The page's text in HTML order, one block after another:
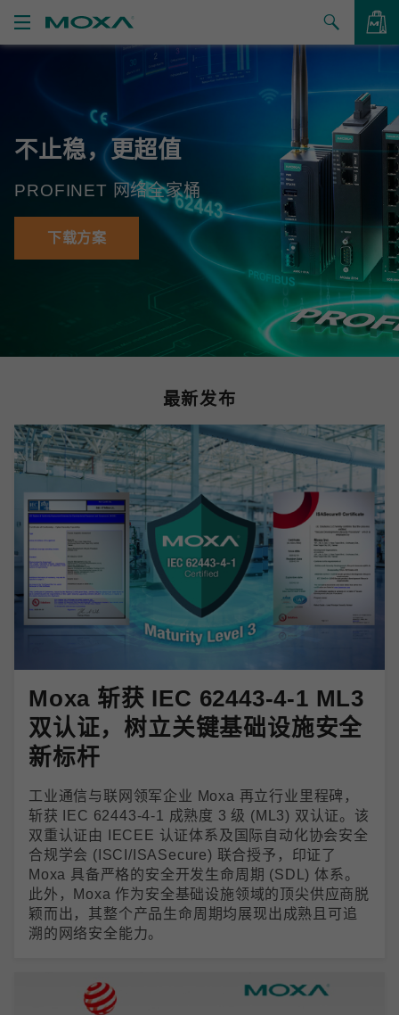
持
何购买
于我们
Moxa
不止稳，更超值
PROFINET 网络全家桶
下载方案
最新发布
Moxa 斩获 IEC 62443-4-1 ML3
双认证，树立关键基础设施安全
新标杆
工业通信与联网领军企业 Moxa 再立行业里程碑，
斩获 IEC 62443-4-1 成熟度 3 级 (ML3) 双认证。该
双重认证由 IECEE 认证体系及国际自动化协会安全
合规学会 (ISCI/ISASecure) 联合授予，印证了
Moxa 具备严格的安全开发生命周期 (SDL) 体系。
此外，Moxa 作为安全基础设施领域的顶尖供应商脱
颖而出，其整个产品生命周期均展现出成熟且可追
溯的网络安全能力。
查看询价